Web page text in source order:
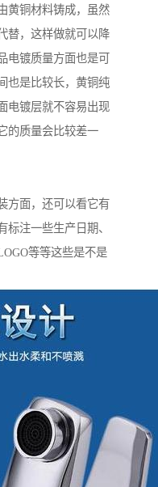
黄铜材料铸成，虽然
替，这样做就可以降
电镀质量方面也是可
也是比较长，黄铜纯
电镀层就不容易出现
的质量会比较差一
方面，还可以看它有
注一些生产日期、
等等这些是不是